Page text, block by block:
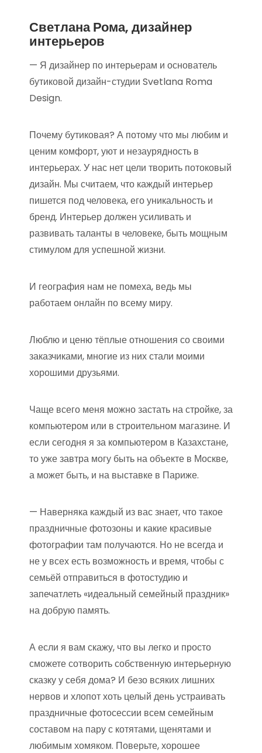
Светлана Рома, дизайнер
интерьеров
— Я дизайнер по интерьерам и основатель
бутиковой дизайн-студии Svetlana Roma
Design.
Почему бутиковая? А потому что мы любим и
ценим комфорт, уют и незаурядность в
интерьерах. У нас нет цели творить потоковый
дизайн. Мы считаем, что каждый интерьер
пишется под человека, его уникальность и
бренд. Интерьер должен усиливать и
развивать таланты в человеке, быть мощным
стимулом для успешной жизни.
И география нам не помеха, ведь мы
работаем онлайн по всему миру.
Люблю и ценю тёплые отношения со своими
заказчиками, многие из них стали моими
хорошими друзьями.
Чаще всего меня можно застать на стройке, за
компьютером или в строительном магазине. И
если сегодня я за компьютером в Казахстане,
то уже завтра могу быть на объекте в Москве,
а может быть, и на выставке в Париже.
— Наверняка каждый из вас знает, что такое
праздничные фотозоны и какие красивые
фотографии там получаются. Но не всегда и
не у всех есть возможность и время, чтобы с
семьёй отправиться в фотостудию и
запечатлеть «идеальный семейный праздник»
на добрую память.
А если я вам скажу, что вы легко и просто
сможете сотворить собственную интерьерную
сказку у себя дома? И безо всяких лишних
нервов и хлопот хоть целый день устраивать
праздничные фотосессии всем семейным
составом на пару с котятами, щенятами и
любимым хомяком. Поверьте, хорошее